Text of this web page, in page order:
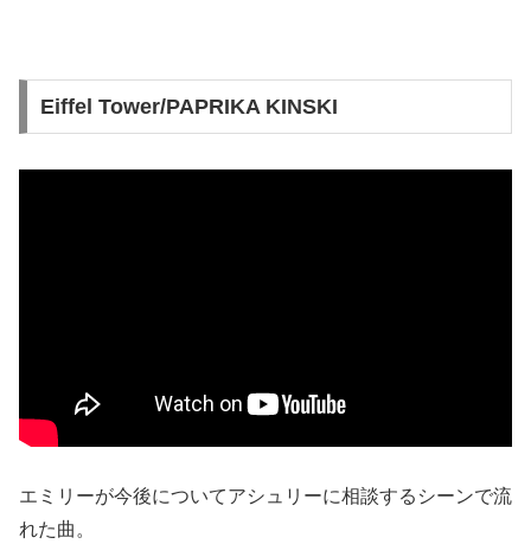
Eiffel Tower/PAPRIKA KINSKI
エミリーが今後についてアシュリーに相談するシーンで流
れた曲。